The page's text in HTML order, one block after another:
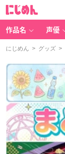
作品名 声優
にじめん > グッズ >